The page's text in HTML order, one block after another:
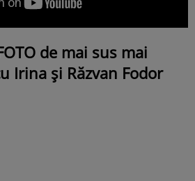
de mai sus mai
Irina și Răzvan Fodor